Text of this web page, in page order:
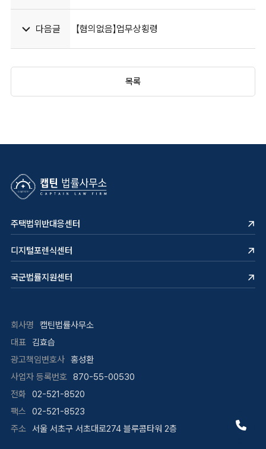
다음글 【혐의없음】업무상횡령
목록
주택법위반대응센터
디지털포렌식센터
국군법률지원센터
회사명
캡틴법률사무소
대표
김효습
광고책임변호사 홍성환
사업자 등록번호 870-55-00530
전화
02-521-8520
팩스
02-521-8523
주소 서울 서초구 서초대로274 블루콤타워 2층